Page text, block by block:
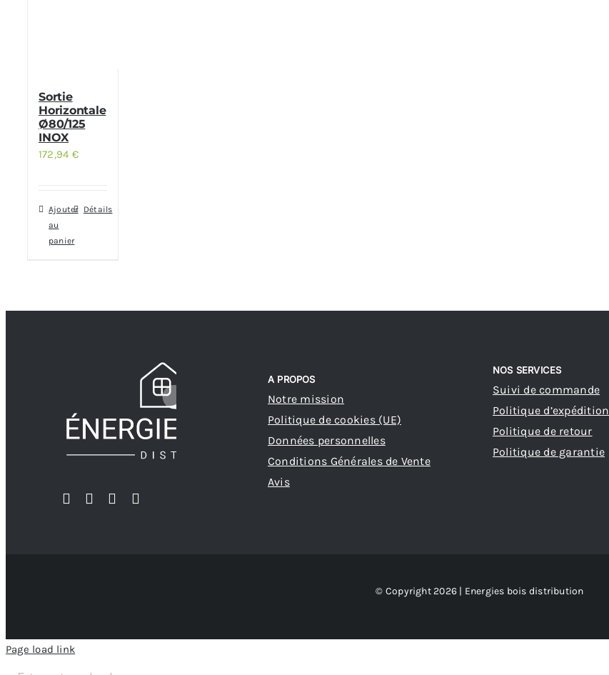
Sortie
Horizontale
Ø80/125
INOX
172,94 €
Ajouter
au
panier
Détails
A PROPOS
Notre mission
Politique de cookies (UE)
Données personnelles
Conditions Générales de Vente
Avis
NOS SERVICES
Suivi de commande
Politique d’expédition
Politique de retour
Politique de garantie
© Copyright 2026 | Energies bois distribution
Page load link